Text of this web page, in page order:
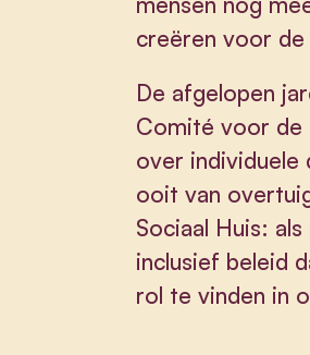
creëren voor
De afgelopen
Comité voor de
over individuele
ooit van
Sociaal Huis:
inclusief beleid
rol te vinden in